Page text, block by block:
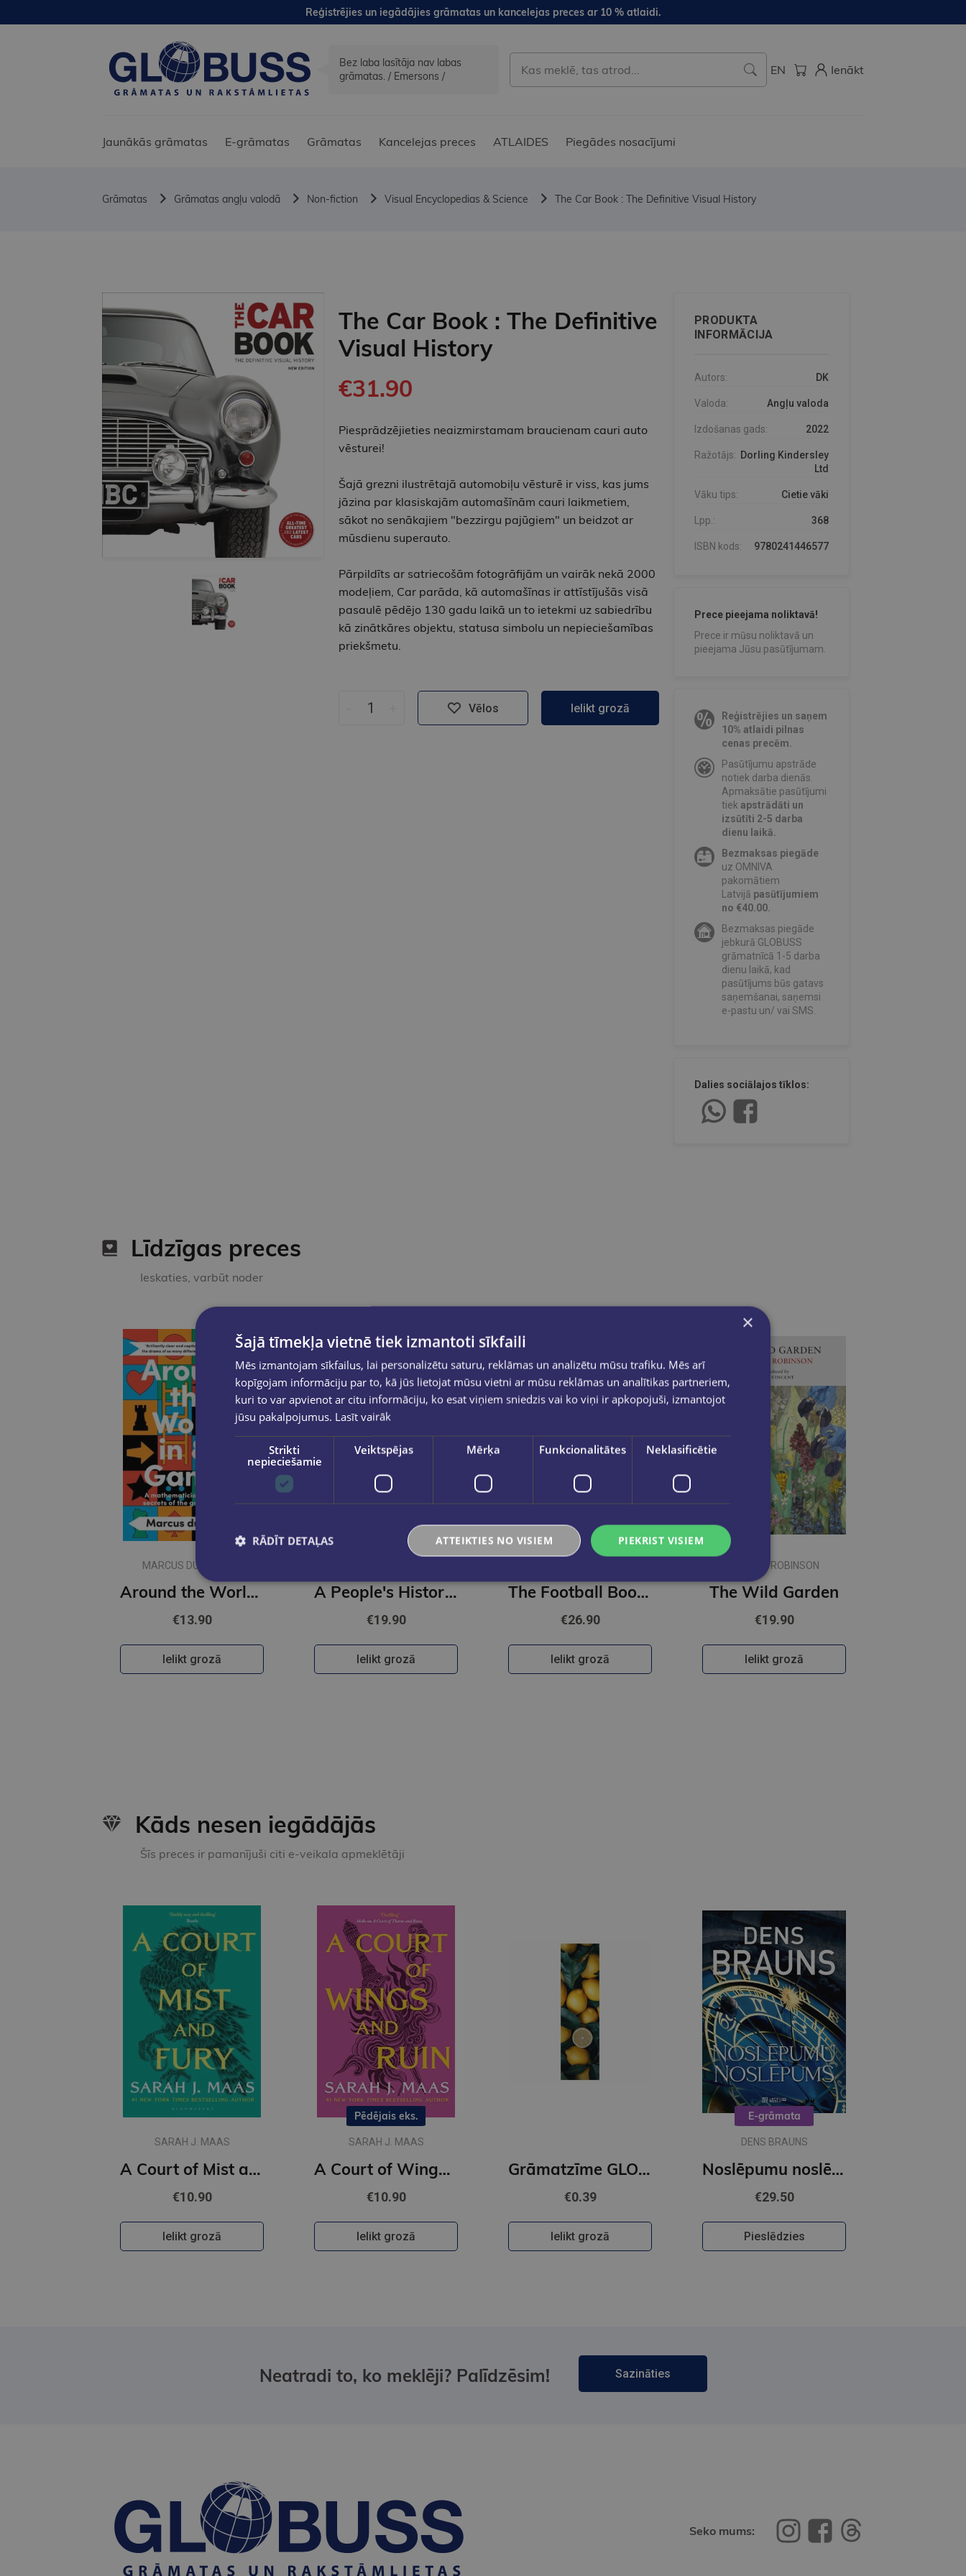
Reģistrējies un iegādājies grāmatas un kancelejas preces ar 10 % atlaidi.
Bez laba lasītāja nav labas
grāmatas. / Emersons /
EN Ienākt
Jaunākās grāmatas E-grāmatas Grāmatas Kancelejas preces ATLAIDES Piegādes nosacījumi
Grāmatas Grāmatas angļu valodā Non-fiction Visual Encyclopedias & Science The Car Book : The Definitive Visual History
The Car Book : The Definitive
Visual History
€31.90
Piesprādzējieties neaizmirstamam braucienam cauri auto
vēsturei!
Šajā grezni ilustrētajā automobiļu vēsturē ir viss, kas jums
jāzina par klasiskajām automašīnām cauri laikmetiem,
sākot no senākajiem "bezzirgu pajūgiem" un beidzot ar
mūsdienu superauto.
Pārpildīts ar satriecošām fotogrāfijām un vairāk nekā 2000
modeļiem, Car parāda, kā automašīnas ir attīstījušās visā
pasaulē pēdējo 130 gadu laikā un to ietekmi uz sabiedrību
kā zinātkāres objektu, statusa simbolu un nepieciešamības
priekšmetu.
Vēlos Ielikt grozā
PRODUKTA
INFORMĀCIJA
Autors: DK
Valoda: Angļu valoda
Izdošanas gads: 2022
Ražotājs: Dorling Kindersley
Ltd
Vāku tips: Cietie vāki
Lpp.: 368
ISBN kods: 9780241446577
Prece pieejama noliktavā!
Prece ir mūsu noliktavā un
pieejama Jūsu pasūtījumam.
Reģistrējies un saņem
10% atlaidi pilnas
cenas precēm.
Pasūtījumu apstrāde
notiek darba dienās.
Apmaksātie pasūtījumi
tiekapstrādāti un
izsūtīti 2-5 darba
dienu laikā.
Bezmaksas piegāde
uz OMNIVA
pakomātiem
Latvijā pasūtījumiem
no €40.00.
Bezmaksas piegāde
jebkurā GLOBUSS
grāmatnīcā 1-5 darba
dienu laikā, kad
pasūtījums būs gatavs
saņemšanai, saņemsi
e-pastu un/ vai SMS.
Dalies sociālajos tīklos:
Līdzīgas preces
Ieskaties, varbūt noder
MARCUS DU SAUTOY
Around the World in 80 Games : A Mathematician Unlocks the Secrets of the Greatest Games (s)
€13.90
Ielikt grozā
CHRISTOPHE DEVENEY
A People's History of Football : A Graphic Chronicle
€19.90
Ielikt grozā
Pēdējais eks.
The Football Book : DK Sports Guides
€26.90
Ielikt grozā
WILLIAM ROBINSON
The Wild Garden
€19.90
Ielikt grozā
Kāds nesen iegādājās
Šīs preces ir pamanījuši citi e-veikala apmeklētāji
SARAH J. MAAS
A Court of Mist and Fury : 2
€10.90
Ielikt grozā
Pēdējais eks.
SARAH J. MAAS
A Court of Wings and Ruin : 3
€10.90
Ielikt grozā
Grāmatzīme GLOBUSS - Citroni
€0.39
Ielikt grozā
E-grāmata
DENS BRAUNS
Noslēpumu noslēpums (e-grāmata)
€29.50
Pieslēdzies
Neatradi to, ko meklēji? Palīdzēsim! Sazināties
Seko mums:
×
Šajā tīmekļa vietnē tiek izmantoti sīkfaili
Mēs izmantojam sīkfailus, lai personalizētu saturu, reklāmas un analizētu mūsu trafiku. Mēs arī
kopīgojam informāciju par to, kā jūs lietojat mūsu vietni ar mūsu reklāmas un analītikas partneriem,
kuri to var apvienot ar citu informāciju, ko esat viņiem sniedzis vai ko viņi ir apkopojuši, izmantojot
jūsu pakalpojumus. Lasīt vairāk
Strikti
nepieciešamie
Veiktspējas Mērķa Funkcionalitātes Neklasificētie
PIEKRIST VISIEM
ATTEIKTIES NO VISIEM
RĀDĪT DETAĻAS